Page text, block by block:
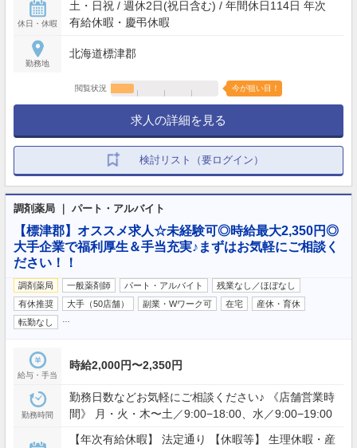
休日・休暇
土・日祝 / 週休2日(祝日含む) / 年間休日114日 年次
有給休暇・慶弔休暇
勤務地
北海道標津郡
閲覧状況 今が狙い目！
求人の詳細を見る
検討リスト（要ログイン）
調剤薬局 ｜ パート・アルバイト
【標津郡】オススメ求人☆未経験可◎時給最大2,350円◎
大手企業で福利厚生＆手当充実♪まずはお気軽にご相談く
ださい！！
調剤薬局 一般薬剤師 パート・アルバイト
残業なし／ほぼなし
有休推奨
大手（50店舗） 副業・Wワーク可 在宅
産休・育休
転勤なし
給与・手当
時給2,000円〜2,350円
勤務時間
勤務日数などお気軽にご相談ください♪ 《店舗営業時
間》 月・火・木〜土／9:00−18:00、水／9:00−19:00
【年次有給休暇】 法定通り 【休暇等】 生理休暇・産